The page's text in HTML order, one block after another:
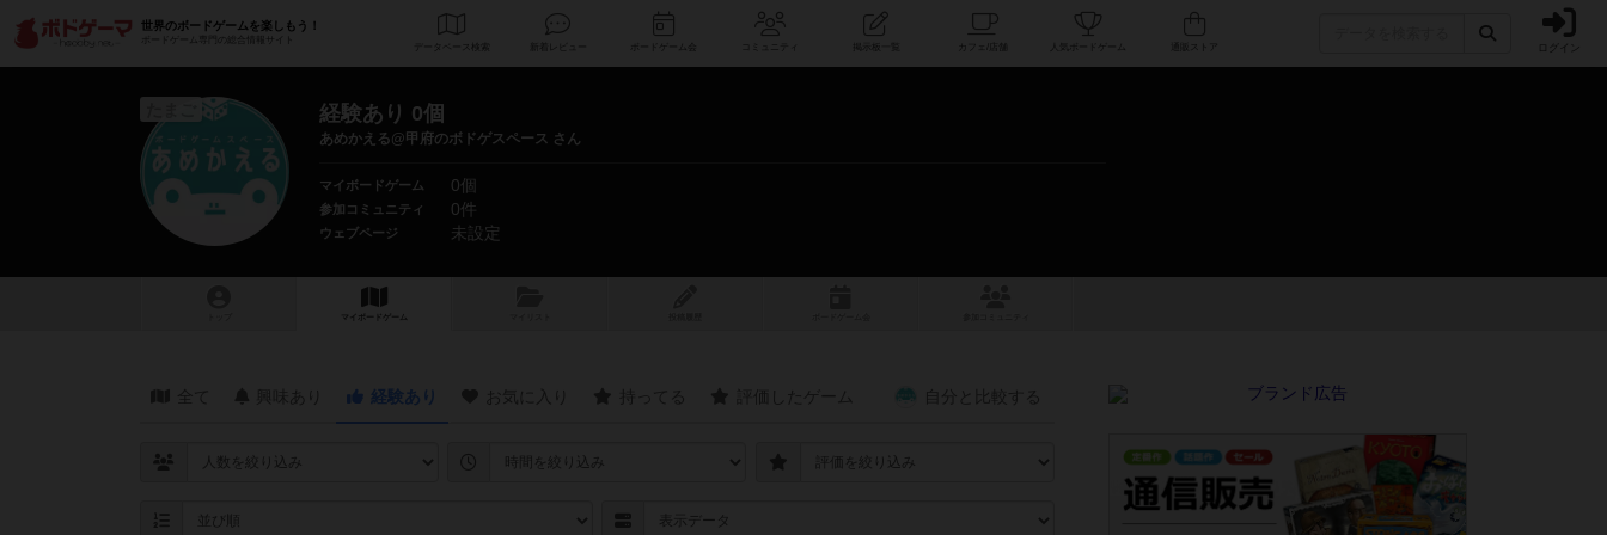
世界のボードゲームを楽しもう！
ボードゲーム専門の総合情報サイト
データベース コミュニティ 人気ボードゲーム ログイン
経験あり 0個
あめかえる@甲府のボドゲスペース さん
マイボードゲーム 0個
参加コミュニティ 0件
ウェブページ 未設定
マイボードゲーム
経験あり